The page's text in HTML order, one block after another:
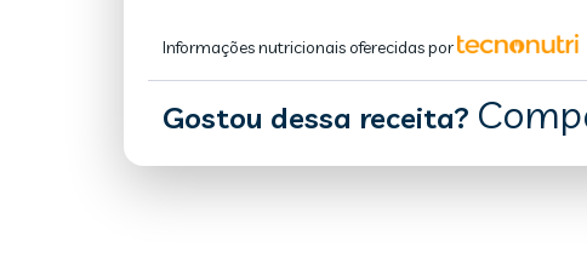
Informações nutricionais oferecidas por
Gostou dessa receita?